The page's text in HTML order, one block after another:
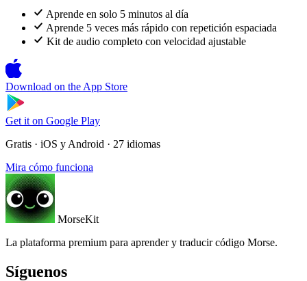
Aprende en solo 5 minutos al día
Aprende 5 veces más rápido con repetición espaciada
Kit de audio completo con velocidad ajustable
Download on the App Store
Get it on Google Play
Gratis · iOS y Android · 27 idiomas
Mira cómo funciona
MorseKit
La plataforma premium para aprender y traducir código Morse.
Síguenos